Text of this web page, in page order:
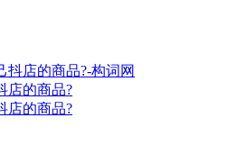
店的商品?
店的商品?